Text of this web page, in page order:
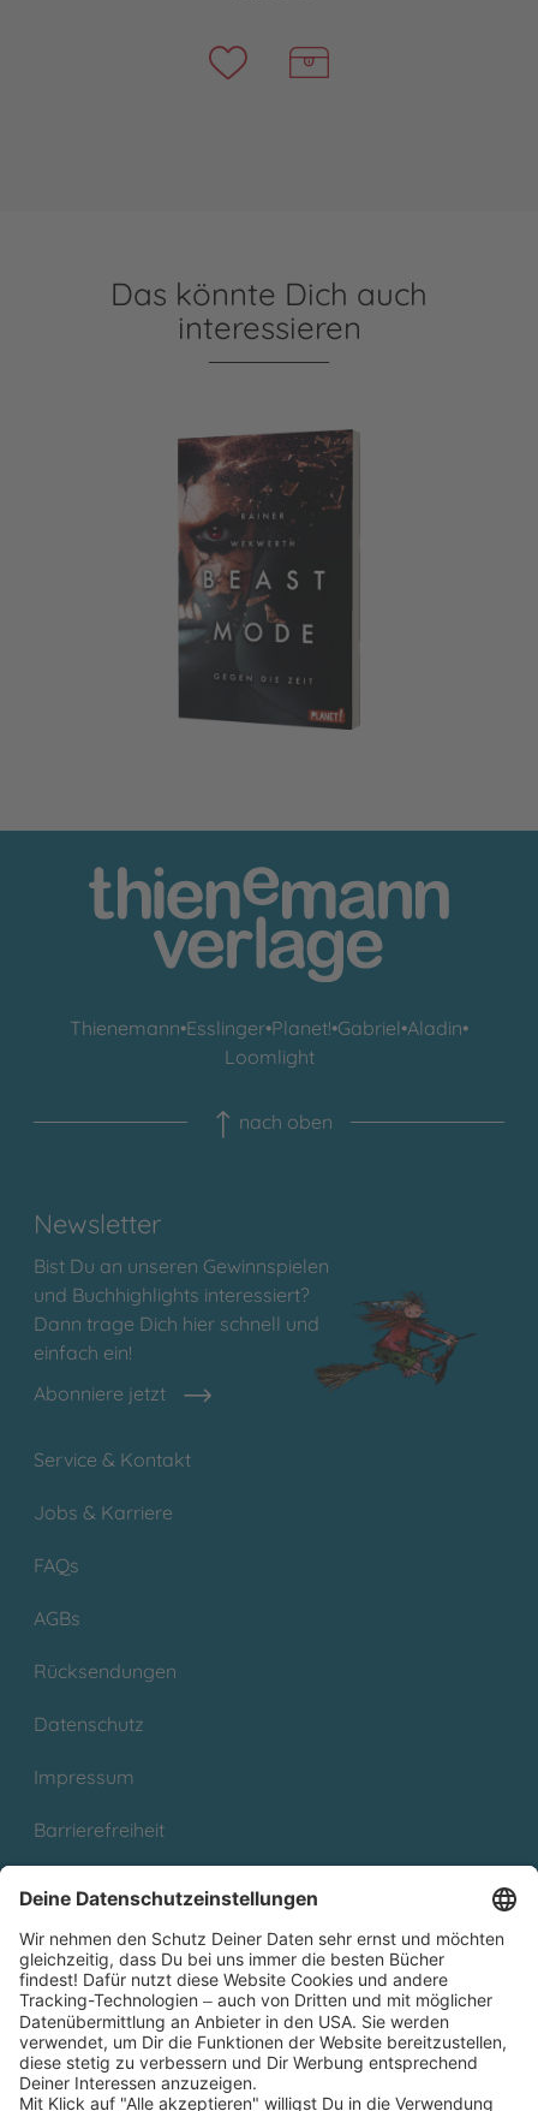
Das könnte Dich auch
interessieren
Beastmode 2: Gegen die Zeit
Thienemann•Esslinger•Planet!•Gabriel•Aladin•
Loomlight
nach oben
Newsletter
Bist Du an unseren Gewinnspielen
und Buchhighlights interessiert?
Dann trage Dich hier schnell und
einfach ein!
Abonniere jetzt
Service & Kontakt
Jobs & Karriere
FAQs
AGBs
Rücksendungen
Datenschutz
Impressum
Barrierefreiheit
Partnerprogramm (Affiliate)
Folge uns auf